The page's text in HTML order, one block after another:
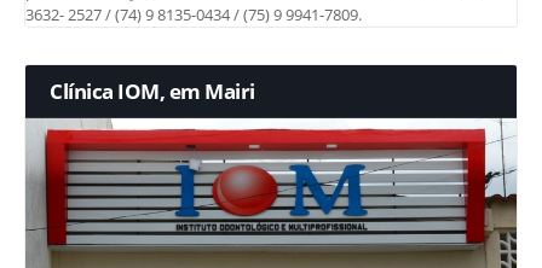
3632- 2527 / (74) 9 8135-0434 / (75) 9 9941-7809.
Clínica IOM, em Mairi